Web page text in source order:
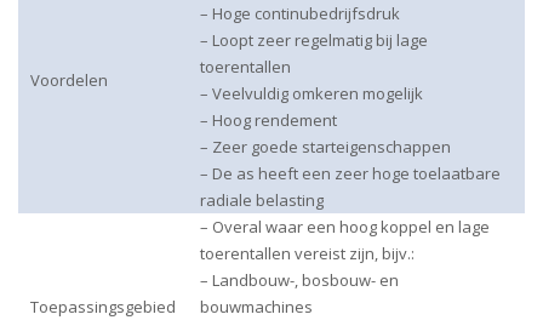
Voordelen
– Hoge continubedrijfsdruk
– Loopt zeer regelmatig bij lage
toerentallen
– Veelvuldig omkeren mogelijk
– Hoog rendement
– Zeer goede starteigenschappen
– De as heeft een zeer hoge toelaatbare
radiale belasting
Toepassingsgebied
– Overal waar een hoog koppel en lage
toerentallen vereist zijn, bijv.:
– Landbouw-, bosbouw- en
bouwmachines